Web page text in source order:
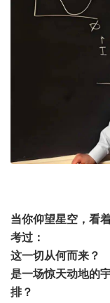
当你仰望星空，看
考过：
这一切从何而来？
是一场惊天动地的
排？